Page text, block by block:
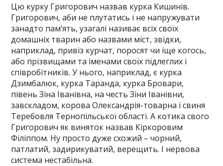
Цю курку Григорович назвав курка Кишинів.
Григорович, аби не плутатись і не напружувати
занадто пам’ять, узагалі називає всіх своїх
домашніх тварин або назвами міст, звідки,
наприклад, привіз курчат, поросят чи іще когось,
або прізвищами та іменами своїх підлеглих і
співробітників. У нього, наприклад, є курка
Дзимбалюк, курка Таранда, курка Бровари,
півень Зіна Іванівна, на честь Зіни Іванівни,
завскладом, корова Олександрія-товарна і свиня
Теребовля Тернопільської області. А котика свого
Григорович як виняток назвав Кіркоровим
Філіппом. Ну просто дуже схожий – чорний,
патлатий, задирикуватий, верещить. І нервова
система нестабільна.